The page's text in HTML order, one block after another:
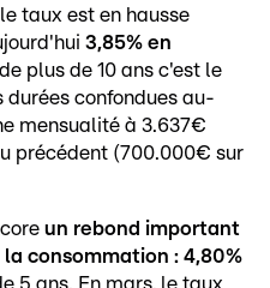
taux est en hausse
3,85% en
plus de 10 ans c'est le
confondues au-
mensualité à 3.637€
précédent (700.000€ sur
un rebond important
consommation : 4,80%